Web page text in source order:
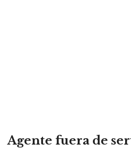
Agente fuera de